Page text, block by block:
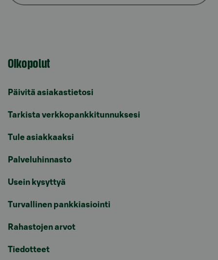
Oikopolut
Päivitä asiakastietosi
Tarkista verkkopankkitunnuksesi
Tule asiakkaaksi
Palveluhinnasto
Usein kysyttyä
Turvallinen pankkiasiointi
Rahastojen arvot
Tiedotteet